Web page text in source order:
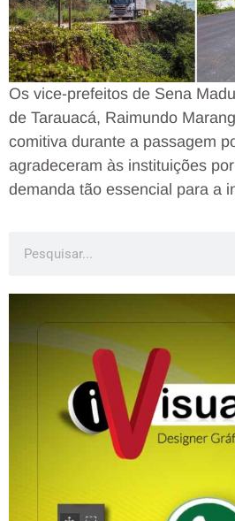
Os vice-prefeitos de Sena
de Tarauacá, Raimundo
comitiva durante a passagem
agradeceram às instituições
demanda tão essencial para a